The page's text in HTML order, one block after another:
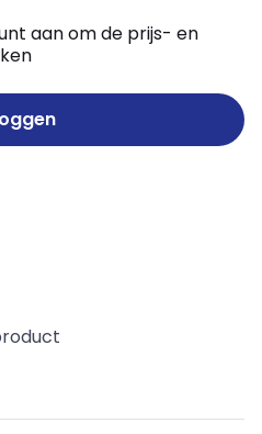
aan om de prijs- en